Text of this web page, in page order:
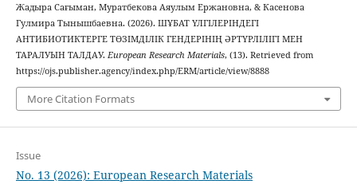
Жадыра Сағыман, Муратбекова Аяулым Ержановна, & Касенова
Гулмира Тынышбаевна. (2026). ШҰБАТ ҮЛГІЛЕРІНДЕГІ
АНТИБИОТИКТЕРГЕ ТӨЗІМДІЛІК ГЕНДЕРІНІҢ ӘРТҮРЛІЛІГІ МЕН
ТАРАЛУЫН ТАЛДАУ. European Research Materials, (13). Retrieved from
https://ojs.publisher.agency/index.php/ERM/article/view/8888
More Citation Formats
Issue
No. 13 (2026): European Research Materials